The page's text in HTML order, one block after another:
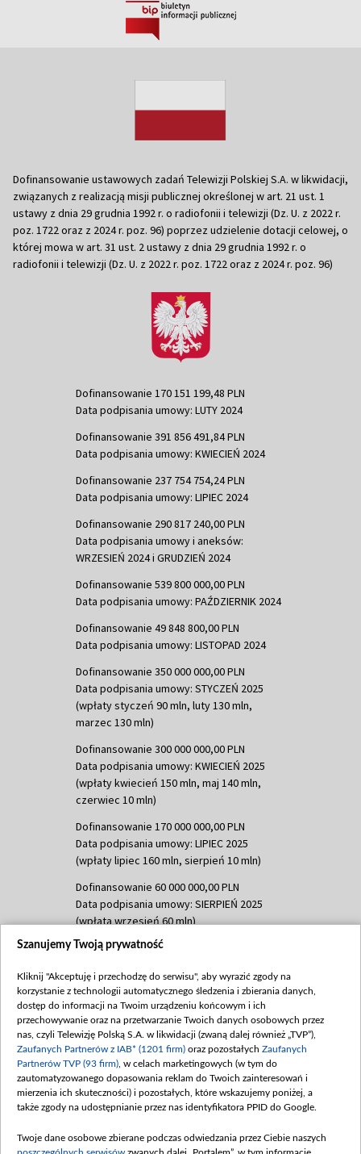
Dofinansowanie ustawowych zadań Telewizji Polskiej S.A. w likwidacji,
związanych z realizacją misji publicznej określonej w art. 21 ust. 1
ustawy z dnia 29 grudnia 1992 r. o radiofonii i telewizji (Dz. U. z 2022 r.
poz. 1722 oraz z 2024 r. poz. 96) poprzez udzielenie dotacji celowej, o
której mowa w art. 31 ust. 2 ustawy z dnia 29 grudnia 1992 r. o
radiofonii i telewizji (Dz. U. z 2022 r. poz. 1722 oraz z 2024 r. poz. 96)
Dofinansowanie 170 151 199,48 PLN
Data podpisania umowy: LUTY 2024
Dofinansowanie 391 856 491,84 PLN
Data podpisania umowy: KWIECIEŃ 2024
Dofinansowanie 237 754 754,24 PLN
Data podpisania umowy: LIPIEC 2024
Dofinansowanie 290 817 240,00 PLN
Data podpisania umowy i aneksów:
WRZESIEŃ 2024 i GRUDZIEŃ 2024
Dofinansowanie 539 800 000,00 PLN
Data podpisania umowy: PAŹDZIERNIK 2024
Dofinansowanie 49 848 800,00 PLN
Data podpisania umowy: LISTOPAD 2024
Dofinansowanie 350 000 000,00 PLN
Data podpisania umowy: STYCZEŃ 2025
(wpłaty styczeń 90 mln, luty 130 mln,
marzec 130 mln)
Dofinansowanie 300 000 000,00 PLN
Data podpisania umowy: KWIECIEŃ 2025
(wpłaty kwiecień 150 mln, maj 140 mln,
czerwiec 10 mln)
Dofinansowanie 170 000 000,00 PLN
Data podpisania umowy: LIPIEC 2025
(wpłaty lipiec 160 mln, sierpień 10 mln)
Dofinansowanie 60 000 000,00 PLN
Data podpisania umowy: SIERPIEŃ 2025
(wpłata wrzesień 60 mln)
Dofinansowanie 635 783 051,21 PLN
(wpłata wrzesień 100 mln, październik 350
mln, listopad 265 mln)
Dofinansowanie 48 862 000,00 PLN
Data podpisania umowy: GRUDZIEŃ 2025
(wpłata grudzień 60,548 mln)
Dofinansowanie 900 000 000,00 PLN
Data podpisania umowy: LUTY 2026 (wpłata
kwiecień 180 mln, 7 maja 180 mln, 8
Szanujemy Twoją prywatność
Kliknij "Akceptuję i przechodzę do serwisu", aby wyrazić zgody na
korzystanie z technologii automatycznego śledzenia i zbierania danych,
dostęp do informacji na Twoim urządzeniu końcowym i ich
przechowywanie oraz na przetwarzanie Twoich danych osobowych przez
nas, czyli Telewizję Polską S.A. w likwidacji (zwaną dalej również „TVP”),
Zaufanych Partnerów z IAB* (1201 firm) oraz pozostałych Zaufanych
Partnerów TVP (93 firm) , w celach marketingowych (w tym do
zautomatyzowanego dopasowania reklam do Twoich zainteresowań i
mierzenia ich skuteczności) i pozostałych, które wskazujemy poniżej, a
także zgody na udostępnianie przez nas identyfikatora PPID do Google.
Twoje dane osobowe zbierane podczas odwiedzania przez Ciebie naszych